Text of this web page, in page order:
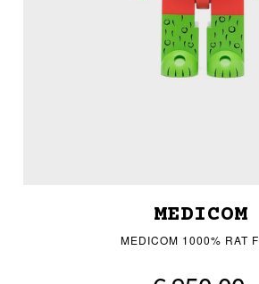
MEDICOM
MEDICOM 1000% RAT